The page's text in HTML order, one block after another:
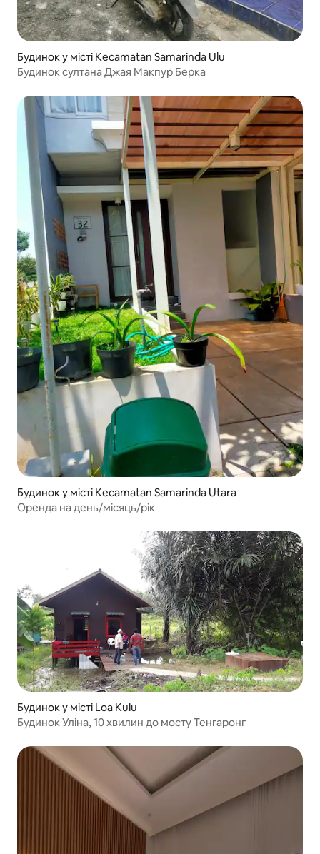
Будинок у місті Kecamatan Samarinda Ulu
Будинок султана Джая Макпур Берка
Будинок у місті Kecamatan Samarinda Utara
Оренда на день/місяць/рік
Будинок у місті Loa Kulu
Будинок Уліна, 10 хвилин до мосту Тенгаронг